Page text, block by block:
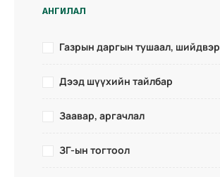
АНГИЛАЛ
Газрын даргын тушаал, шийдвэр
Дээд шүүхийн тайлбар
Заавар, аргачлал
ЗГ-ын тогтоол